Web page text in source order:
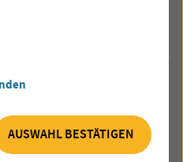
AUSWAHL BESTÄTIGEN